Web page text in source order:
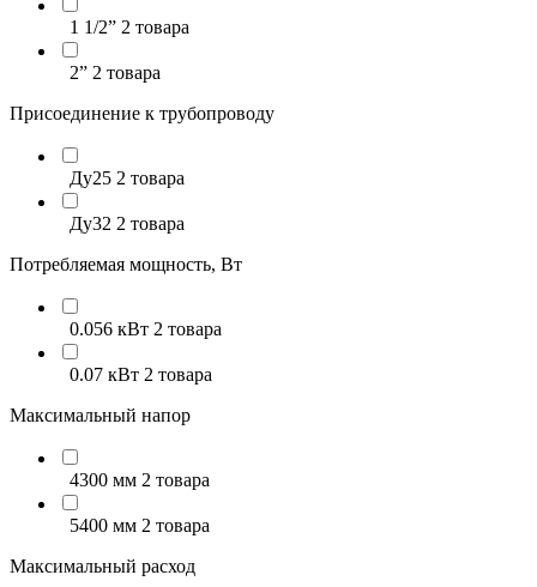
1 1/2” 2 товара
2” 2 товара
Присоединение к трубопроводу
Ду25 2 товара
Ду32 2 товара
Потребляемая мощность, Вт
0.056 кВт 2 товара
0.07 кВт 2 товара
Максимальный напор
4300 мм 2 товара
5400 мм 2 товара
Максимальный расход